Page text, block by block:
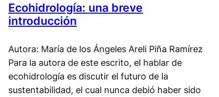
Ecohidrología: una breve
introducción
Autora: María de los Ángeles Areli Piña Ramírez
Para la autora de este escrito, el hablar de
ecohidrología es discutir el futuro de la
sustentabilidad, el cual nunca debió haber sido